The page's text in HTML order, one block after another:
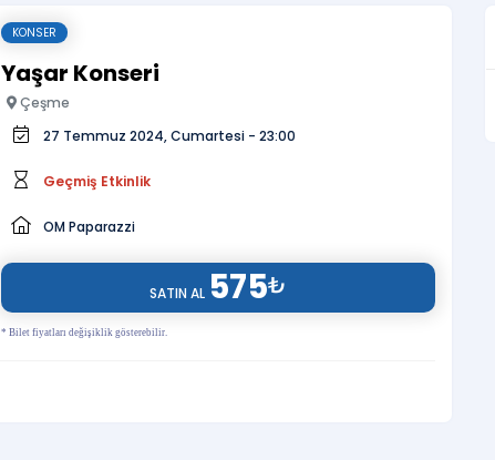
KONSER
Yaşar Konseri
Çeşme
27 Temmuz 2024, Cumartesi - 23:00
Geçmiş Etkinlik
OM Paparazzi
SATIN AL 575₺
* Bilet fiyatları değişiklik gösterebilir.